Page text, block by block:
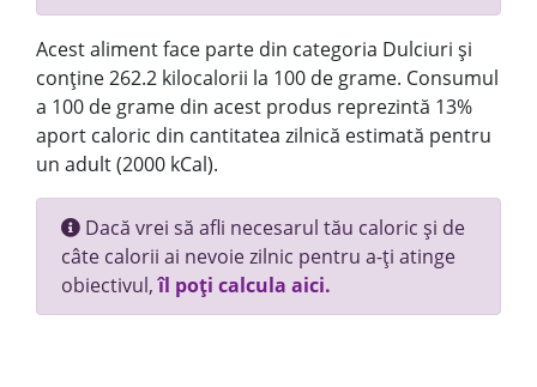
Acest aliment face parte din categoria Dulciuri și
conține 262.2 kilocalorii la 100 de grame. Consumul
a 100 de grame din acest produs reprezintă 13%
aport caloric din cantitatea zilnică estimată pentru
un adult (2000 kCal).
Dacă vrei să afli necesarul tău caloric și de
câte calorii ai nevoie zilnic pentru a-ți atinge
obiectivul,îl poți calcula aici.